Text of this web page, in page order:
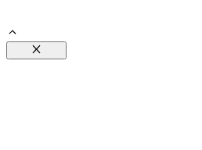
Fermer